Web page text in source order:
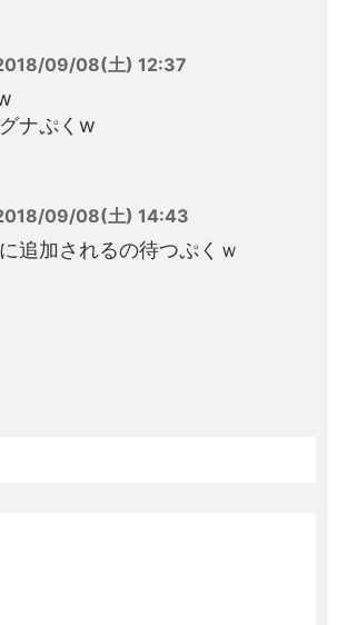
09/08(土) 12:37
ナぷくw
09/08(土) 14:43
追加されるの待つぷくｗ